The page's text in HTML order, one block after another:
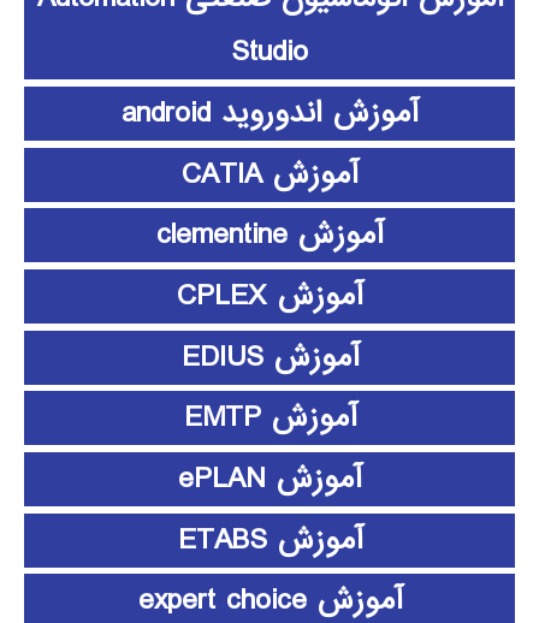
Studio
آموزش اندوروید android
آموزش CATIA
آموزش clementine
آموزش CPLEX
آموزش EDIUS
آموزش EMTP
آموزش ePLAN
آموزش ETABS
آموزش expert choice